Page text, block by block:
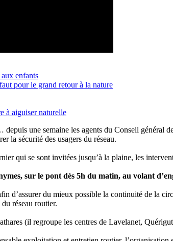
enfants
pour le grand retour à la nature
à aiguiser naturelle
une semaine les agents du Conseil général
la sécurité des usagers du réseau.
qui se sont invitées jusqu’à la plaine, les
sur le pont dès 5h du matin, au volant
d’assurer du mieux possible la continuité de la
réseau routier.
(il regroupe les centres de Lavelanet,